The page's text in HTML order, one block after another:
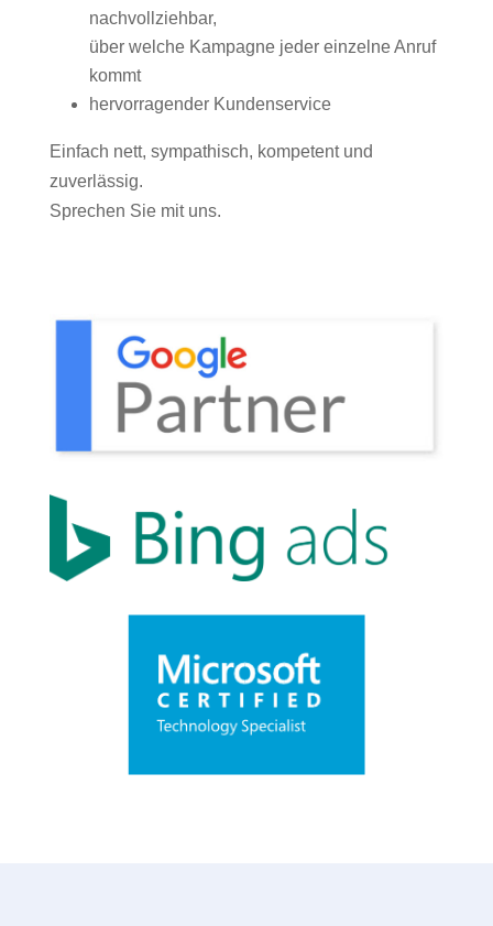
nachvollziehbar,
über welche Kampagne jeder einzelne Anruf
kommt
hervorragender Kundenservice
Einfach nett, sympathisch, kompetent und
zuverlässig.
Sprechen Sie mit uns.